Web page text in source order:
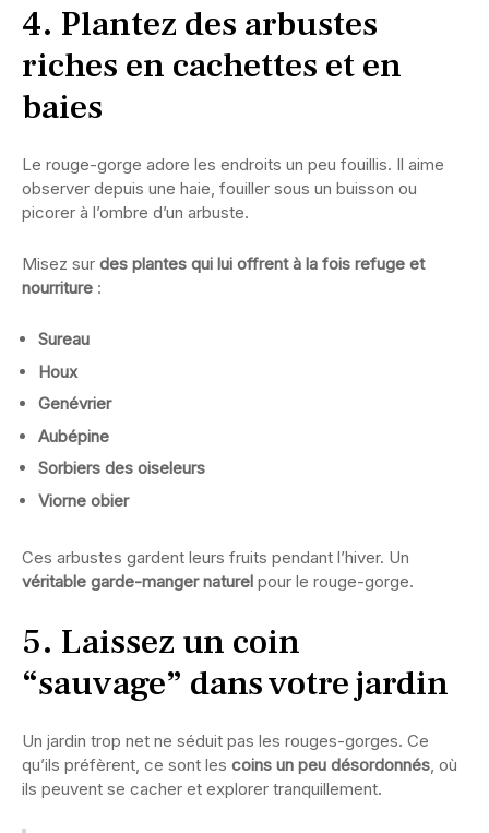
4. Plantez des arbustes
riches en cachettes et en
baies
Le rouge-gorge adore les endroits un peu fouillis. Il aime
observer depuis une haie, fouiller sous un buisson ou
picorer à l’ombre d’un arbuste.
Misez sur des plantes qui lui offrent à la fois refuge et
nourriture :
Sureau
Houx
Genévrier
Aubépine
Sorbiers des oiseleurs
Viorne obier
Ces arbustes gardent leurs fruits pendant l’hiver. Un
véritable garde-manger naturel pour le rouge-gorge.
5. Laissez un coin
“sauvage” dans votre jardin
Un jardin trop net ne séduit pas les rouges-gorges. Ce
qu’ils préfèrent, ce sont les coins un peu désordonnés , où
ils peuvent se cacher et explorer tranquillement.